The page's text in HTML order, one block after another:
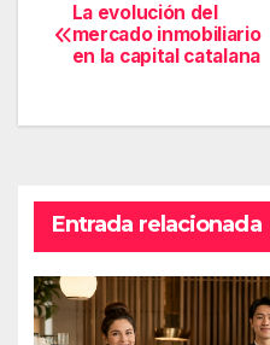
Navegación
de
La evolución del
mercado inmobiliario
en la capital catalana
Entrada relacionada